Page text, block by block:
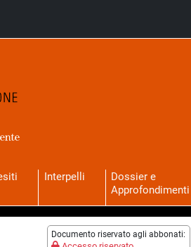
Interpelli
Dossier e
Approfondimenti
Documento riservato agli abbonati: